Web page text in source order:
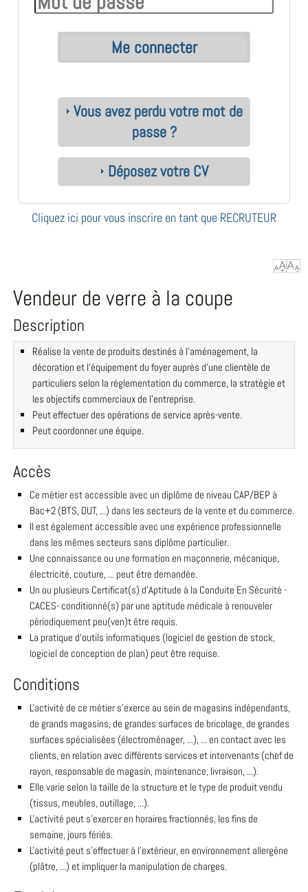
Vous avez perdu votre mot de
passe ?
Déposez votre CV
Cliquez ici pour vous inscrire en tant que RECRUTEUR
Vendeur de verre à la coupe
Description
Réalise la vente de produits destinés à l'aménagement, la
décoration et l'équipement du foyer auprès d'une clientèle de
particuliers selon la réglementation du commerce, la stratégie et
les objectifs commerciaux de l'entreprise.
Peut effectuer des opérations de service après-vente.
Peut coordonner une équipe.
Accès
Ce métier est accessible avec un diplôme de niveau CAP/BEP à
Bac+2 (BTS, DUT, ...) dans les secteurs de la vente et du commerce.
Il est également accessible avec une expérience professionnelle
dans les mêmes secteurs sans diplôme particulier.
Une connaissance ou une formation en maçonnerie, mécanique,
électricité, couture, ... peut être demandée.
Un ou plusieurs Certificat(s) d'Aptitude à la Conduite En Sécurité -
CACES- conditionné(s) par une aptitude médicale à renouveler
périodiquement peu(ven)t être requis.
La pratique d'outils informatiques (logiciel de gestion de stock,
logiciel de conception de plan) peut être requise.
Conditions
L'activité de ce métier s'exerce au sein de magasins indépendants,
de grands magasins, de grandes surfaces de bricolage, de grandes
surfaces spécialisées (électroménager, ...), ... en contact avec les
clients, en relation avec différents services et intervenants (chef de
rayon, responsable de magasin, maintenance, livraison, ...).
Elle varie selon la taille de la structure et le type de produit vendu
(tissus, meubles, outillage, ...).
L'activité peut s'exercer en horaires fractionnés, les fins de
semaine, jours fériés.
L'activité peut s'effectuer à l'extérieur, en environnement allergène
(plâtre, ...) et impliquer la manipulation de charges.